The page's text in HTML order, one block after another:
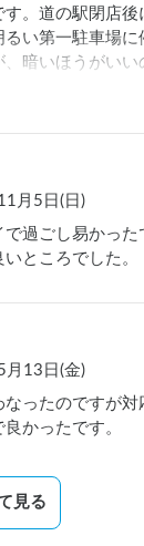
。道の駅閉店後
い第一駐車場に
、暗いほうがい
ザをいただきま
ボチャなどがトッ
くピザに合ってい
たいと思います
月5日(日)
過ごし易かった
ところでした。
月13日(金)
ったのですが対
かったです。
見る